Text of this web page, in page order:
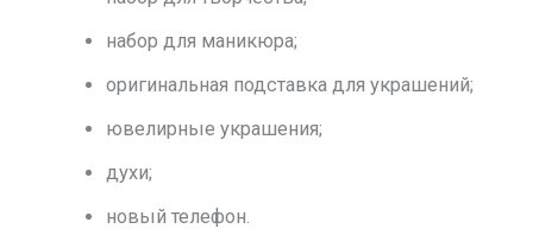
набор для маникюра;
оригинальная подставка для украшений;
ювелирные украшения;
духи;
новый телефон.